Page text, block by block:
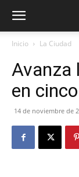
Inicio La Ciudad
Avanza
en
14 de noviembre de